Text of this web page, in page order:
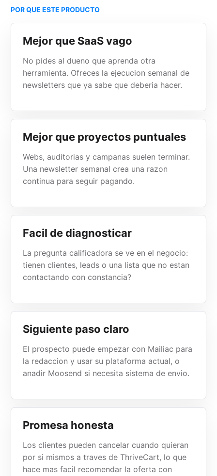
POR QUE ESTE PRODUCTO
Mejor que SaaS vago
No pides al dueno que aprenda otra
herramienta. Ofreces la ejecucion semanal de
newsletters que ya sabe que deberia hacer.
Mejor que proyectos puntuales
Webs, auditorias y campanas suelen terminar.
Una newsletter semanal crea una razon
continua para seguir pagando.
Facil de diagnosticar
La pregunta calificadora se ve en el negocio:
tienen clientes, leads o una lista que no estan
contactando con constancia?
Siguiente paso claro
El prospecto puede empezar con Mailiac para
la redaccion y usar su plataforma actual, o
anadir Moosend si necesita sistema de envio.
Promesa honesta
Los clientes pueden cancelar cuando quieran
por si mismos a traves de ThriveCart, lo que
hace mas facil recomendar la oferta con